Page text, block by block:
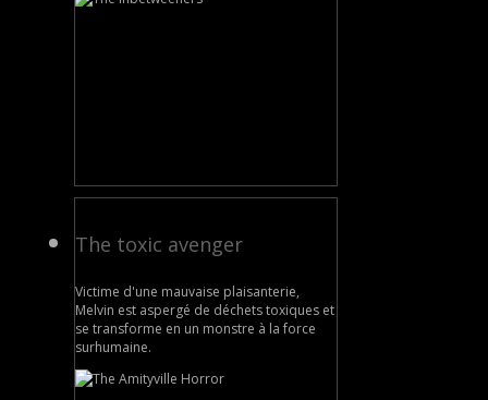
The toxic avenger
Victime d'une mauvaise plaisanterie,
Melvin est aspergé de déchets toxiques et
se transforme en un monstre à la force
surhumaine.